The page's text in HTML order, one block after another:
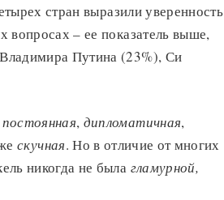
стран выразили уверенность
– ее показатель выше,
Путина (23%), Си
постоянная, дипломатичная,
скучная. Но в отличие от многих
никогда не была гламурной,